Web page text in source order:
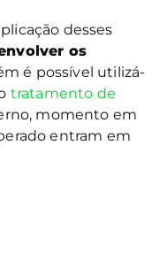
desses
os
é possível utilizá-
tratamento de
momento em
entram em